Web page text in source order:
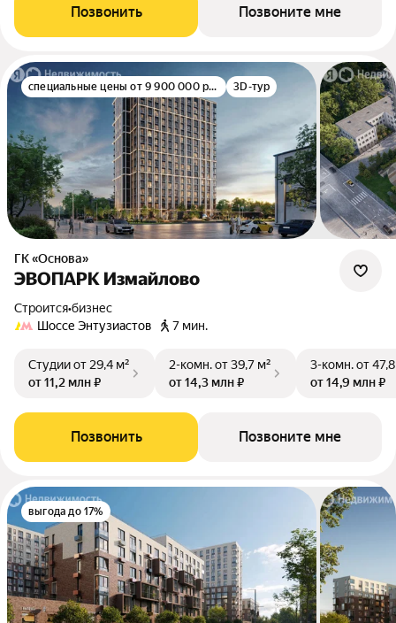
Позвонить Позвоните мне
специальные цены от 9 900 000 руб. 3D-тур
ГК «Основа»
ЭВОПАРК Измайлово
Строится•бизнес
Шоссе Энтузиастов
7 мин.
Студииот 29,4 м²
от 11,2 млн ₽
2-комн.от 39,7 м²
от 14,3 млн ₽
3-комн.от
от 14,9 млн ₽
Позвонить Позвоните мне
выгода до 17%